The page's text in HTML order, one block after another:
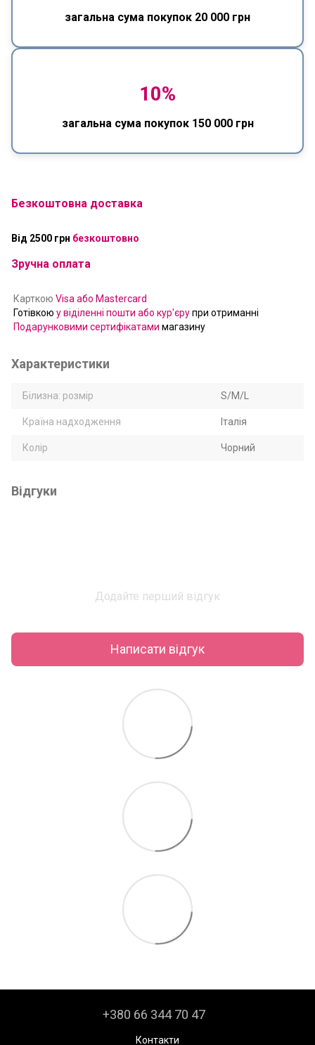
загальна сума покупок 20 000 грн
10%
загальна сума покупок 150 000 грн
Безкоштовна доставка
Від 2500 грн безкоштовно
Зручна оплата
Карткою Visa або Mastercard
Готівкою у віділенні пошти або кур'єрупри отриманні
Подарунковими сертифікатами магазину
Характеристики
Білизна: розмір S/M/L
Країна надходження Італія
Колір Чорний
Відгуки
Додайте перший відгук
Написати відгук
+380 66 344 70 47
Контакти